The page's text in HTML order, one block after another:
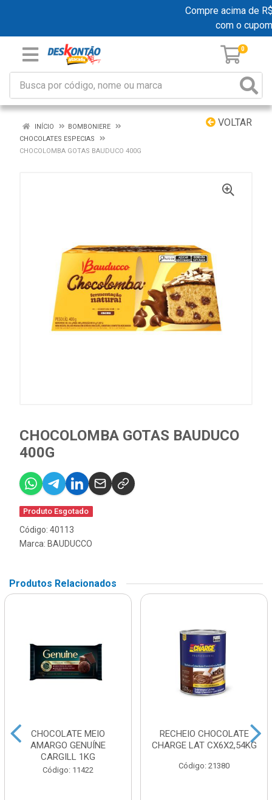
Compre acima de
com o
0
VOLTAR
INÍCIO
BOMBONIERE
CHOCOLATES ESPECIAS
CHOCOLOMBA GOTAS BAUDUCO 400G
CHOCOLOMBA GOTAS BAUDUCO
400G
Produto Esgotado
Código: 40113
Marca: BAUDUCCO
Produtos Relacionados
CHOCOLATE MEIO
AMARGO GENUÍNE
CARGILL 1KG
Código: 11422
RECHEIO CHOCOLATE
CHARGE LAT CX6X2,54KG
Código: 21380